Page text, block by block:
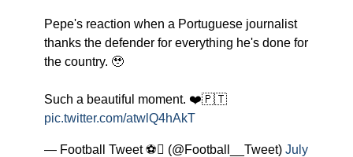
Pepe's reaction when a Portuguese journalist
thanks the defender for everything he's done for
the country. 🥹
Such a beautiful moment. ❤️🇵🇹
pic.twitter.com/atwlQ4hAkT
— Football Tweet ⚽ (@Football__Tweet) July